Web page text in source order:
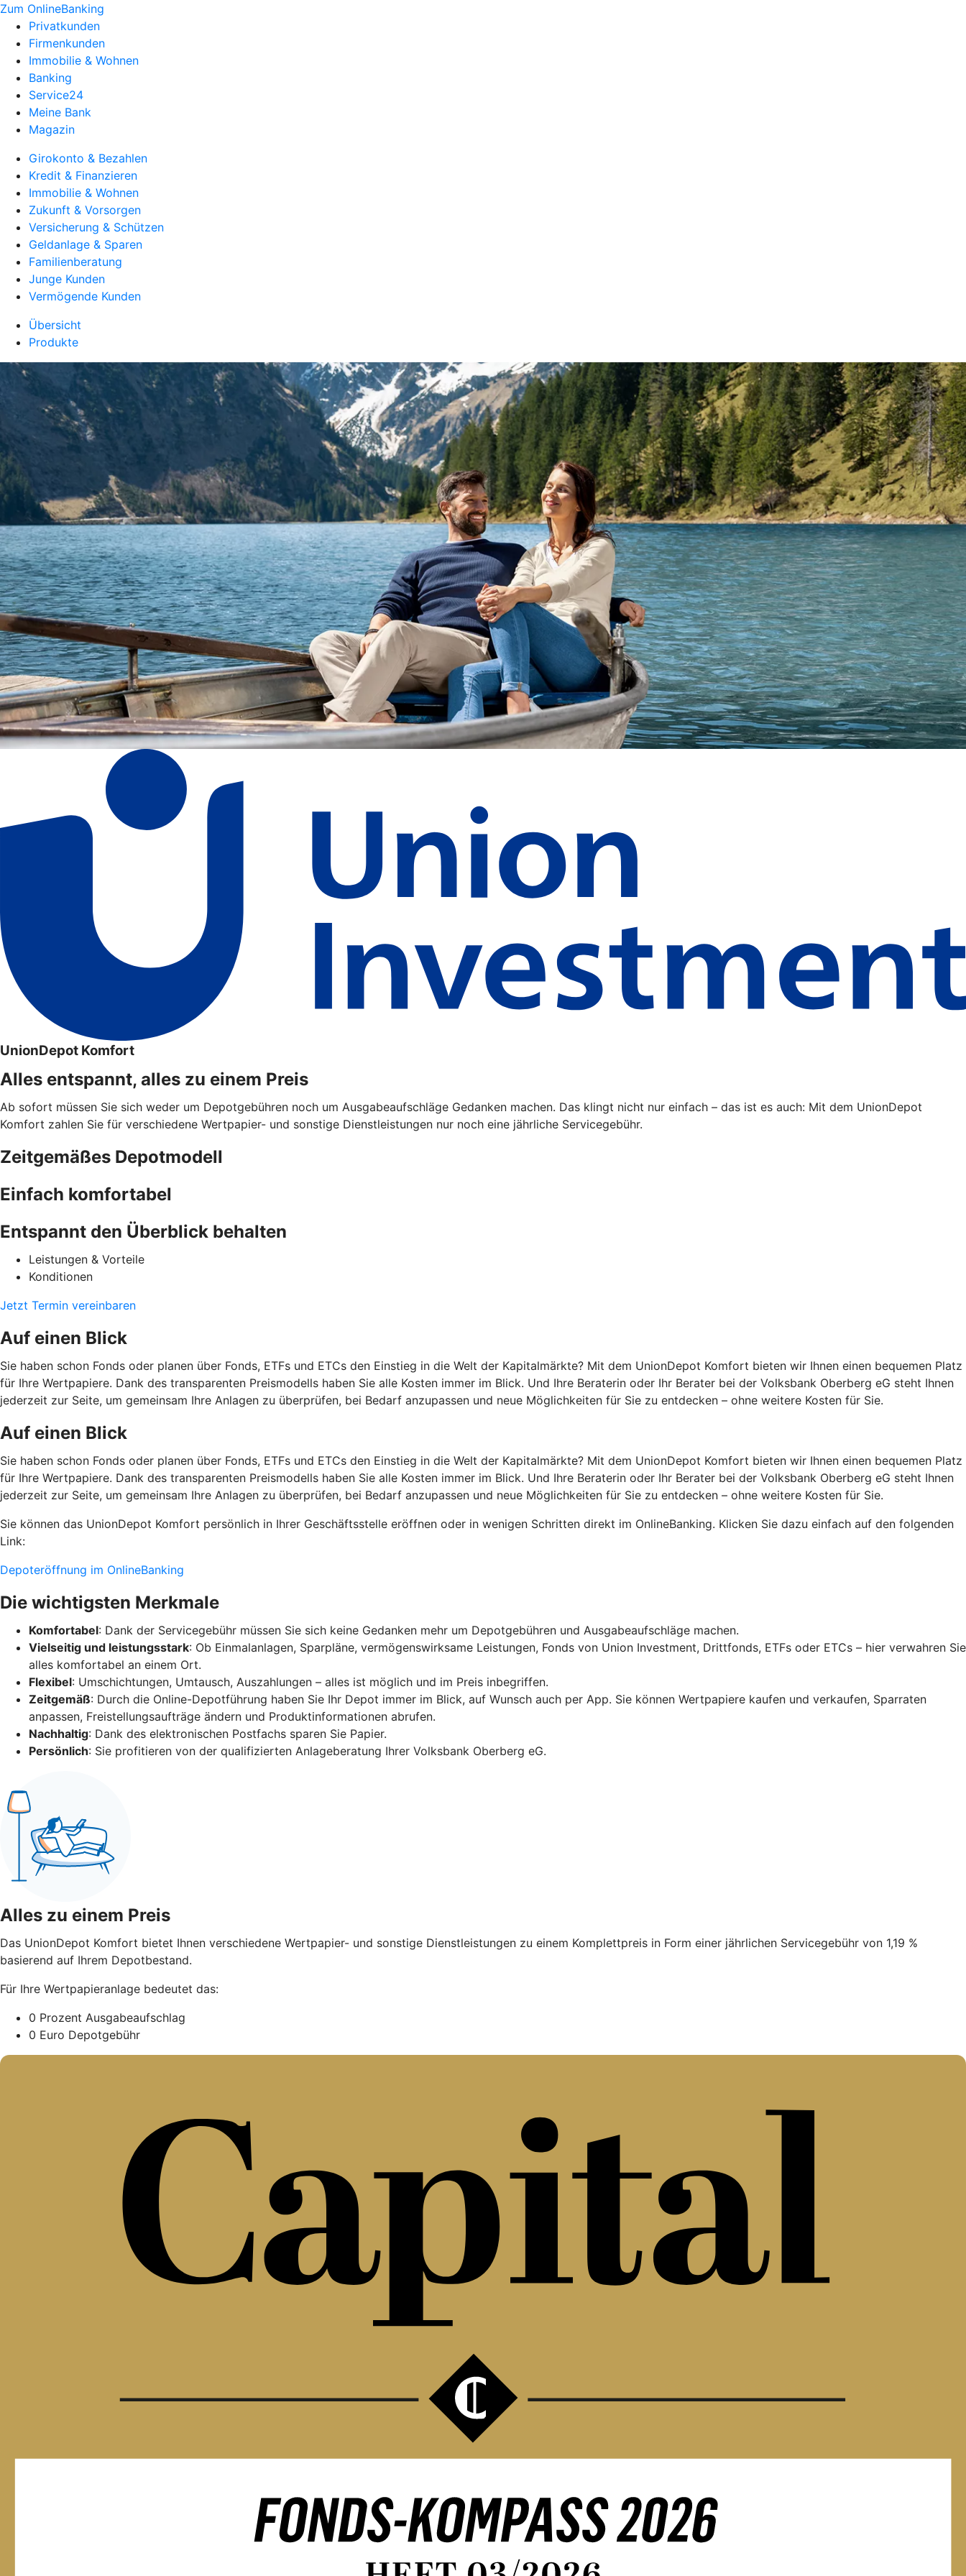
Zum OnlineBanking
Privatkunden
Firmenkunden
Immobilie & Wohnen
Banking
Service24
Meine Bank
Magazin
Girokonto & Bezahlen
Kredit & Finanzieren
Immobilie & Wohnen
Zukunft & Vorsorgen
Versicherung & Schützen
Geldanlage & Sparen
Familienberatung
Junge Kunden
Vermögende Kunden
Übersicht
Produkte
UnionDepot Komfort
Alles entspannt, alles zu einem Preis
Ab sofort müssen Sie sich weder um Depotgebühren noch um Ausgabeaufschläge Gedanken machen. Das klingt nicht nur einfach – das ist es auch: Mit dem UnionDepot
Komfort zahlen Sie für verschiedene Wertpapier- und sonstige Dienstleistungen nur noch eine jährliche Servicegebühr.
Zeitgemäßes Depotmodell
Einfach komfortabel
Entspannt den Überblick behalten
Leistungen & Vorteile
Konditionen
Jetzt Termin vereinbaren
Auf einen Blick
Sie haben schon Fonds oder planen über Fonds, ETFs und ETCs den Einstieg in die Welt der Kapitalmärkte? Mit dem UnionDepot Komfort bieten wir Ihnen einen bequemen Platz
für Ihre Wertpapiere. Dank des transparenten Preismodells haben Sie alle Kosten immer im Blick. Und Ihre Beraterin oder Ihr Berater bei der Volksbank Oberberg eG steht Ihnen
jederzeit zur Seite, um gemeinsam Ihre Anlagen zu überprüfen, bei Bedarf anzupassen und neue Möglichkeiten für Sie zu entdecken – ohne weitere Kosten für Sie.
Auf einen Blick
Sie haben schon Fonds oder planen über Fonds, ETFs und ETCs den Einstieg in die Welt der Kapitalmärkte? Mit dem UnionDepot Komfort bieten wir Ihnen einen bequemen Platz
für Ihre Wertpapiere. Dank des transparenten Preismodells haben Sie alle Kosten immer im Blick. Und Ihre Beraterin oder Ihr Berater bei der Volksbank Oberberg eG steht Ihnen
jederzeit zur Seite, um gemeinsam Ihre Anlagen zu überprüfen, bei Bedarf anzupassen und neue Möglichkeiten für Sie zu entdecken – ohne weitere Kosten für Sie.
Sie können das UnionDepot Komfort persönlich in Ihrer Geschäftsstelle eröffnen oder in wenigen Schritten direkt im OnlineBanking. Klicken Sie dazu einfach auf den folgenden
Link:
Depoteröffnung im OnlineBanking
Die wichtigsten Merkmale
Komfortabel: Dank der Servicegebühr müssen Sie sich keine Gedanken mehr um Depotgebühren und Ausgabeaufschläge machen.
Vielseitig und leistungsstark: Ob Einmalanlagen, Sparpläne, vermögenswirksame Leistungen, Fonds von Union Investment, Drittfonds, ETFs oder ETCs – hier verwahren Sie
alles komfortabel an einem Ort.
Flexibel: Umschichtungen, Umtausch, Auszahlungen – alles ist möglich und im Preis inbegriffen.
Zeitgemäß: Durch die Online-Depotführung haben Sie Ihr Depot immer im Blick, auf Wunsch auch per App. Sie können Wertpapiere kaufen und verkaufen, Sparraten
anpassen, Freistellungsaufträge ändern und Produktinformationen abrufen.
Nachhaltig: Dank des elektronischen Postfachs sparen Sie Papier.
Persönlich: Sie profitieren von der qualifizierten Anlageberatung Ihrer Volksbank Oberberg eG.
Alles zu einem Preis
Das UnionDepot Komfort bietet Ihnen verschiedene Wertpapier- und sonstige Dienstleistungen zu einem Komplettpreis in Form einer jährlichen Servicegebühr von 1,19 %
basierend auf Ihrem Depotbestand.
Für Ihre Wertpapieranlage bedeutet das:
0 Prozent Ausgabeaufschlag
0 Euro Depotgebühr